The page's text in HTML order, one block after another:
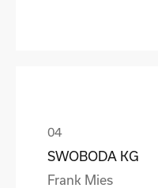
SWOBODA KG
Frank Mies